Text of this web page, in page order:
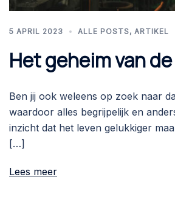
5 APRIL 2023 ALLE POSTS, ARTIKEL
Het geheim van
Ben jij ook weleens op zoek naar
waardoor alles begrijpelijk en
inzicht dat het leven gelukkiger
[…]
Lees meer